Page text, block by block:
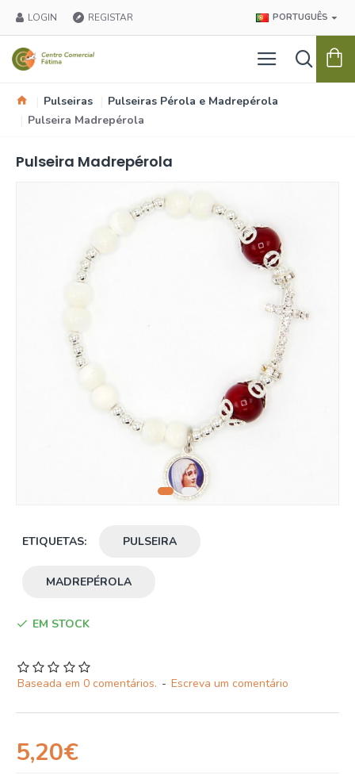
LOGIN REGISTAR PORTUGUÊS
Pulseiras
Pulseiras Pérola e Madrepérola
Pulseira Madrepérola
Pulseira Madrepérola
ETIQUETAS: PULSEIRA
MADREPÉROLA
EM STOCK
Baseada em 0 comentários. - Escreva um comentário
5,20€